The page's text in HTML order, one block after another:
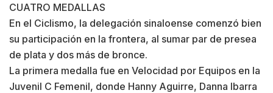
CUATRO MEDALLAS
En el Ciclismo, la delegación sinaloense comenzó bien
su participación en la frontera, al sumar par de presea
de plata y dos más de bronce.
La primera medalla fue en Velocidad por Equipos en la
Juvenil C Femenil, donde Hanny Aguirre, Danna Ibarra